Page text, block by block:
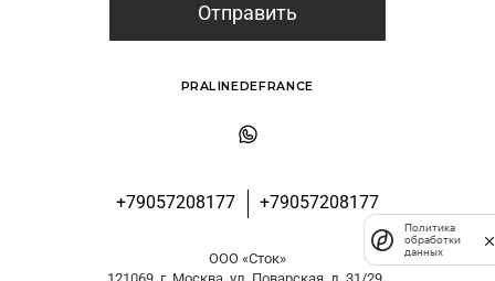
Отправить
+79057208177 +79057208177
PRALINEDEFRANCE
ООО «Сток»
Политика
обработки
данных